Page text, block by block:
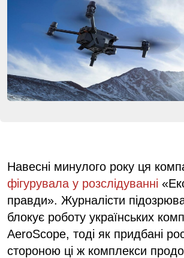
Навесні минулого року ця
фігурувала у розслідуванні
правди». Журналісти
блокує роботу українських
AeroScope, тоді як придбані
стороною ці ж комплекси